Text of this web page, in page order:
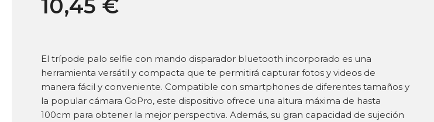
10,45 €
El trípode palo selfie con mando disparador bluetooth incorporado es una
herramienta versátil y compacta que te permitirá capturar fotos y videos de
manera fácil y conveniente. Compatible con smartphones de diferentes tamaños y
la popular cámara GoPro, este dispositivo ofrece una altura máxima de hasta
100cm para obtener la mejor perspectiva. Además, su gran capacidad de sujeción